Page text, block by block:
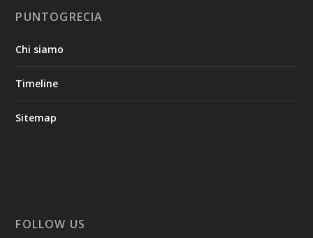
PUNTOGRECIA
Chi siamo
Timeline
Sitemap
FOLLOW US